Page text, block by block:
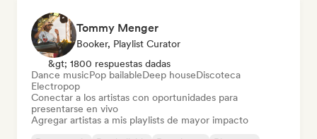
Tommy Menger
Booker, Playlist Curator
&gt; 1800 respuestas dadas
Dance musicPop bailableDeep houseDiscoteca
Electropop
Conectar a los artistas con oportunidades para
presentarse en vivo
Agregar artistas a mis playlists de mayor impacto